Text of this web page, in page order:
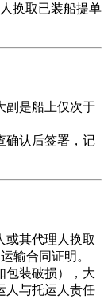
换取已装船提单
副是船上仅次于
确认后签署，记
或其代理人换取
输合同证明。
包装破损），大
人与托运人责任